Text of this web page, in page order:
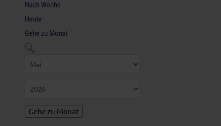
Nach Woche
Heute
Gehe zu Monat
Gehe zu Monat